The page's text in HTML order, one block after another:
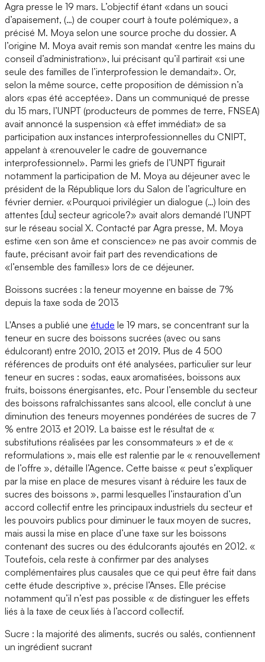
Agra presse le 19 mars. L’objectif étant «dans un souci
d’apaisement, (…) de couper court à toute polémique», a
précisé M. Moya selon une source proche du dossier. A
l’origine M. Moya avait remis son mandat «entre les mains du
conseil d’administration», lui précisant qu’il partirait «si une
seule des familles de l’interprofession le demandait». Or,
selon la même source, cette proposition de démission n’a
alors «pas été acceptée». Dans un communiqué de presse
du 15 mars, l’UNPT (producteurs de pommes de terre, FNSEA)
avait annoncé la suspension «à effet immédiat» de sa
participation aux instances interprofessionnelles du CNIPT,
appelant à «renouveler le cadre de gouvernance
interprofessionnel». Parmi les griefs de l’UNPT figurait
notamment la participation de M. Moya au déjeuner avec le
président de la République lors du Salon de l’agriculture en
février dernier. «Pourquoi privilégier un dialogue (…) loin des
attentes [du] secteur agricole?» avait alors demandé l’UNPT
sur le réseau social X. Contacté par Agra presse, M. Moya
estime «en son âme et conscience» ne pas avoir commis de
faute, précisant avoir fait part des revendications de
«l’ensemble des familles» lors de ce déjeuner.
Boissons sucrées : la teneur moyenne en baisse de 7%
depuis la taxe soda de 2013
L'Anses a publié une étude le 19 mars, se concentrant sur la
teneur en sucre des boissons sucrées (avec ou sans
édulcorant) entre 2010, 2013 et 2019. Plus de 4 500
références de produits ont été analysées, particulier sur leur
teneur en sucres : sodas, eaux aromatisées, boissons aux
fruits, boissons énergisantes, etc. Pour l’ensemble du secteur
des boissons rafraîchissantes sans alcool, elle conclut à une
diminution des teneurs moyennes pondérées de sucres de 7
% entre 2013 et 2019. La baisse est le résultat de «
substitutions réalisées par les consommateurs » et de «
reformulations », mais elle est ralentie par le « renouvellement
de l’offre », détaille l’Agence. Cette baisse « peut s’expliquer
par la mise en place de mesures visant à réduire les taux de
sucres des boissons », parmi lesquelles l’instauration d’un
accord collectif entre les principaux industriels du secteur et
les pouvoirs publics pour diminuer le taux moyen de sucres,
mais aussi la mise en place d’une taxe sur les boissons
contenant des sucres ou des édulcorants ajoutés en 2012. «
Toutefois, cela reste à confirmer par des analyses
complémentaires plus causales que ce qui peut être fait dans
cette étude descriptive », précise l’Anses. Elle précise
notamment qu’il n’est pas possible « de distinguer les effets
liés à la taxe de ceux liés à l’accord collectif.
Sucre : la majorité des aliments, sucrés ou salés, contiennent
un ingrédient sucrant